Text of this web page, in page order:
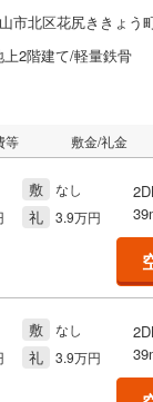
市北区花尻ききょう
2階建て/軽量鉄骨
等 敷金/礼金
敷 なし
礼 3.9万円
敷 なし
礼 3.9万円